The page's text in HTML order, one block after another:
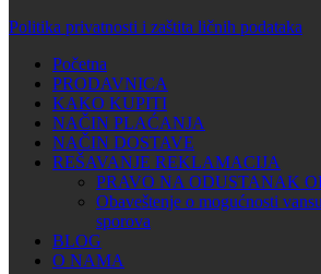
Politika privatnosti i zaštita ličnih podataka
Početna
PRODAVNICA
KAKO KUPITI
NAČIN PLAĆANJA
NAČIN DOSTAVE
REŠAVANJE REKLAMACIJA
PRAVO NA ODUSTANAK
Obaveštenje o mogućnosti
sporova
BLOG
O NAMA